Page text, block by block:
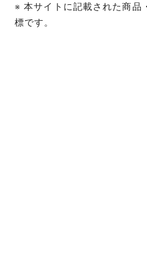
※ 本サイトに記載された商品
標です。